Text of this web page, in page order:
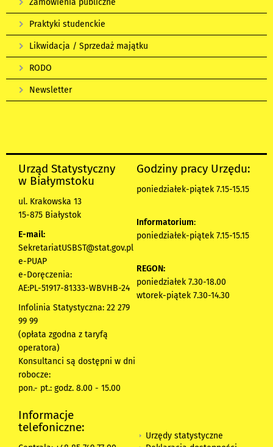
Zamówienia publiczne
Praktyki studenckie
Likwidacja / Sprzedaż majątku
RODO
Newsletter
Urząd Statystyczny
w Białymstoku
ul. Krakowska 13
15-875 Białystok
E-mail:
SekretariatUSBST@stat.gov.pl
e-PUAP
e-Doręczenia:
AE:PL-51917-81333-WBVHB-24
Infolinia Statystyczna: 22 279
99 99
(opłata zgodna z taryfą
operatora)
Konsultanci są dostępni w dni
robocze:
pon.- pt.: godz. 8.00 - 15.00
Godziny pracy Urzędu:
poniedziałek-piątek 7.15-15.15
Informatorium:
poniedziałek-piątek 7.15-15.15
REGON:
poniedziałek 7.30-18.00
wtorek-piątek 7.30-14.30
Informacje
telefoniczne:
Urzędy statystyczne